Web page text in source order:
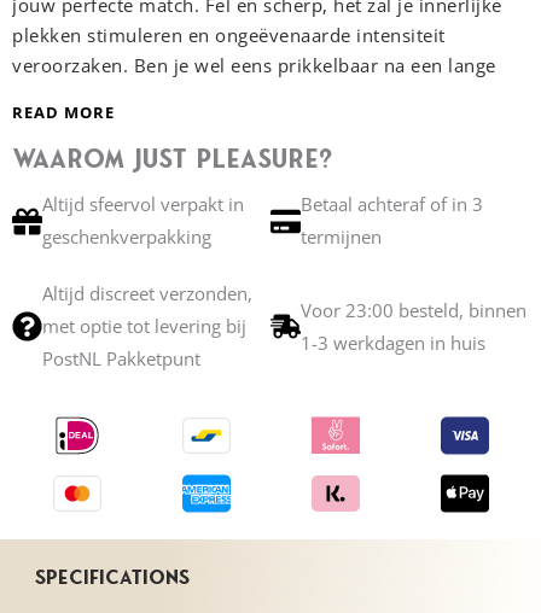
jouw perfecte match. Fel en scherp, het zal je innerlijke
plekken stimuleren en ongeëvenaarde intensiteit
veroorzaken. Ben je wel eens prikkelbaar na een lange
Handgemaakt Dutch Design
Suction CupHoe wild je het ook maakt, hij blijft
zitten.
Harnass Ready
Lees meer →
READ MORE
Waarom Just Pleasure?
Altijd sfeervol verpakt in
geschenkverpakking
Betaal achteraf of in 3
termijnen
Altijd discreet verzonden,
met optie tot levering bij
PostNL Pakketpunt
Voor 23:00 besteld, binnen
1-3 werkdagen in huis
Specifications